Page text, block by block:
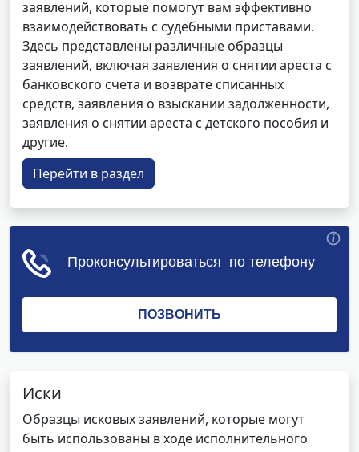
заявлений, которые помогут вам эффективно
взаимодействовать с судебными приставами.
Здесь представлены различные образцы
заявлений, включая заявления о снятии ареста с
банковского счета и возврате списанных
средств, заявления о взыскании задолженности,
заявления о снятии ареста с детского пособия и
другие.
Перейти в раздел
Иски
Образцы исковых заявлений, которые могут
быть использованы в ходе исполнительного